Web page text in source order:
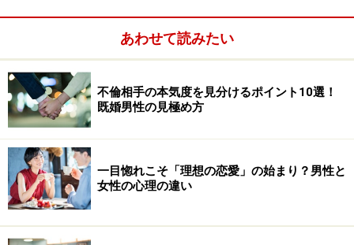
け様々な理由で「横に寝ていても何もしない理由」があ
るならば、余計な駆け引きや、推測を働かせるのは難し
渡期と言えるでしょう。
あわせて読みたい
不倫相手の本気度を見分けるポイント10選！
既婚男性の見極め方
一目惚れこそ「理想の恋愛」の始まり？男性と
女性の心理の違い